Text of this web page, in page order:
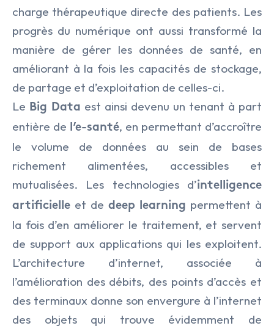
charge thérapeutique directe des patients. Les
progrès du numérique ont aussi transformé la
manière de gérer les données de santé, en
améliorant à la fois les capacités de stockage,
de partage et d’exploitation de celles-ci.
Le Big Data est ainsi devenu un tenant à part
entière de l’e-santé, en permettant d’accroître
le volume de données au sein de bases
richement alimentées, accessibles et
mutualisées. Les technologies d’intelligence
artificielle et de deep learning permettent à
la fois d’en améliorer le traitement, et servent
de support aux applications qui les exploitent.
L’architecture d’internet, associée à
l’amélioration des débits, des points d’accès et
des terminaux donne son envergure à l’internet
des objets qui trouve évidemment de